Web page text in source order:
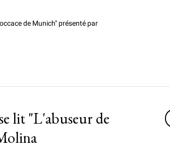
de Munich" présenté par
lit "L'abuseur de